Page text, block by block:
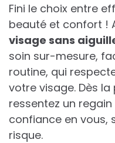
Fini le choix entre
beauté et confort !
visage sans
soin sur-mesure,
routine, qui
votre visage. Dès
ressentez un
confiance en vous,
risque.